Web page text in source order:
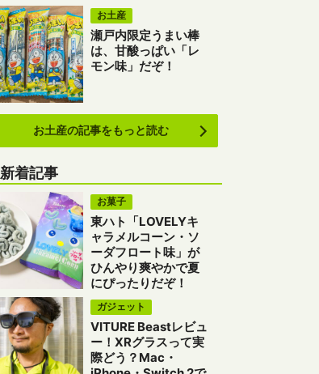
お土産
瀬戸内限定うまい棒
は、甘酸っぱい「レ
モン味」だぞ！
お土産の記事をもっと読む
新着記事
お菓子
東ハト「LOVELYキ
ャラメルコーン・ソ
ーダフロート味」が
ひんやり爽やかで夏
にぴったりだぞ！
ガジェット
VITURE Beastレビュ
ー！XRグラスって実
際どう？Mac・